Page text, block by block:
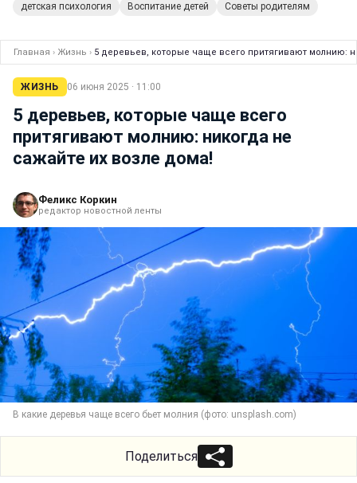
детская психология Воспитание детей Советы родителям
Главная › Жизнь › 5 деревьев, которые чаще всего притягивают молнию:
ЖИЗНЬ 06 июня 2025 · 11:00
5 деревьев, которые чаще всего
притягивают молнию: никогда не
сажайте их возле дома!
Феликс Коркин
редактор новостной ленты
В какие деревья чаще всего бьет молния (фото: unsplash.com)
Поделиться